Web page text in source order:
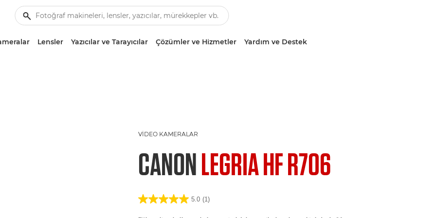
Lensler Yazıcılar ve Tarayıcılar Çözümler ve Hizmetler Yardım ve Destek
VIDEO KAMERALAR
CANONLEGRIA HF R706
5.0 (1)